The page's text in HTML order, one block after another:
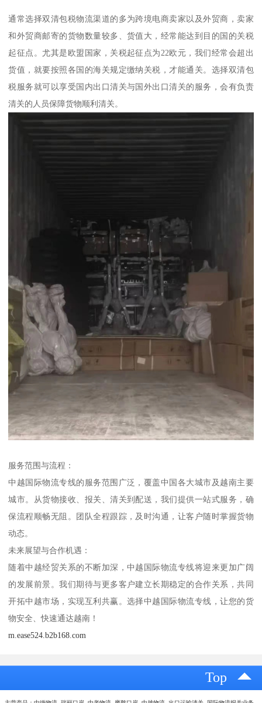
通常选择双清包税物流渠道的多为跨境电商卖家以及外贸商，卖家
和外贸商邮寄的货物数量较多、货值大，经常能达到目的国的关税
起征点。尤其是欧盟国家，关税起征点为22欧元，我们经常会超出
货值，就要按照各国的海关规定缴纳关税，才能通关。选择双清包
税服务就可以享受国内出口清关与国外出口清关的服务，会有负责
清关的人员保障货物顺利清关。
服务范围与流程：
中越国际物流专线的服务范围广泛，覆盖中国各大城市及越南主要
城市。从货物接收、报关、清关到配送，我们提供一站式服务，确
保流程顺畅无阻。团队全程跟踪，及时沟通，让客户随时掌握货物
动态。
未来展望与合作机遇：
随着中越经贸关系的不断加深，中越国际物流专线将迎来更加广阔
的发展前景。我们期待与更多客户建立长期稳定的合作关系，共同
开拓中越市场，实现互利共赢。选择中越国际物流专线，让您的货
物安全、快速通达越南！
m.ease524.b2b168.com
Top